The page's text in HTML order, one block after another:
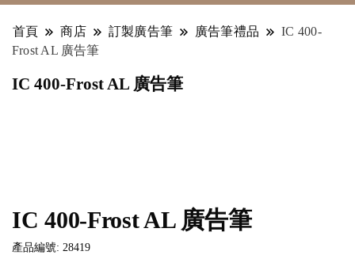
首頁 商店 訂製廣告筆 廣告筆禮品
IC 400-
Frost AL 廣告筆
IC 400-Frost AL 廣告筆
IC 400-Frost AL 廣告筆
產品編號: 28419